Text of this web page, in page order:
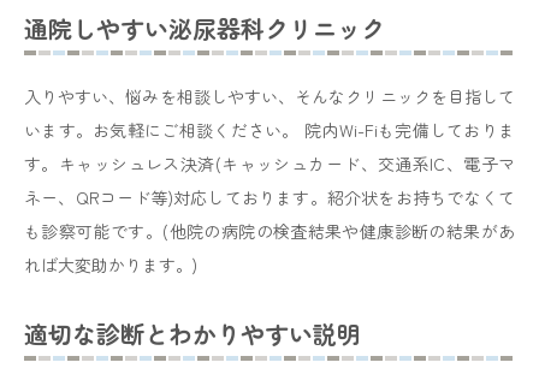
活用できる
体制を有しています。
◆マイナンバーカードの健康保険証利用について、利用
ベースアップ評価料算定について
当院では、令和7年4月より「ベースアップ評価料」の算
定を開始いたします。ベースアップ評価料は、令和6年6
供し、患者さんに安心して診療を受けていただける環境
通院しやすい泌尿器科クリニック
入りやすい、悩みを相談しやすい、そんなクリニックを目指して
います。お気軽にご相談ください。 院内Wi-Fiも完備しておりま
す。キャッシュレス決済(キャッシュカード、交通系IC、電子マ
ネー、QRコード等)対応しております。紹介状をお持ちでなくて
も診察可能です。(他院の病院の検査結果や健康診断の結果があ
れば大変助かります。)
適切な診断とわかりやすい説明